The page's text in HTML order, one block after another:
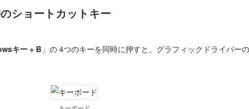
ショートカットキー
キー + B 」の 4つのキーを同時に押すと、グラフィックドライバー